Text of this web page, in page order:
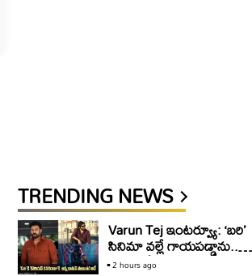
TRENDING NEWS
Varun Tej ఇంటర్వ్యూ: ‘బరి’
సినిమా వల్లే గాయపడ్డాను..
వరుణ్ తేజ్ ఆసక్తికర వ్యాఖ్యలు!
2 hours ago